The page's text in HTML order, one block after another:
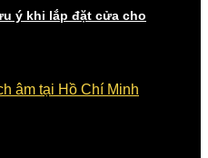
ý khi lắp đặt cửa cho